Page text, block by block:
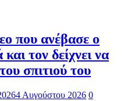
που ανέβασε ο
τον δείχνει να
σπιτιού του
4 Αυγούστου 2026 0